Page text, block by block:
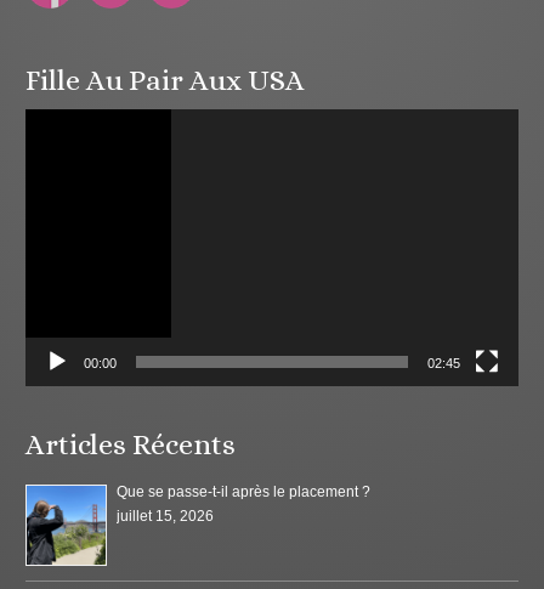
Fille Au Pair Aux USA
00:00 02:45
Articles Récents
Que se passe-t-il après le placement ?
juillet 15, 2026